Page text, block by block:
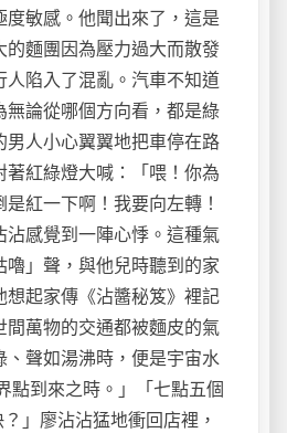
度敏感。他聞出來了，這是
的麵團因為壓力過大而散發
人陷入了混亂。汽車不知道
無論從哪個方向看，都是綠
男人小心翼翼地把車停在路
著紅綠燈大喊：「喂！你為
紅一下啊！我要向左轉！
沾感覺到一陣心悸。這種氣
嚕」聲，與他兒時聽到的家
想起家傳《沾醬秘笈》裡記
間萬物的交通都被麵皮的氣
、聲如湯沸時，便是宇宙水
點到來之時。」「七點五個
」廖沾沾猛地衝回店裡，